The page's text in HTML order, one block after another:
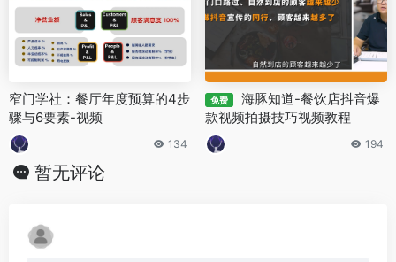
窄门学社：餐厅年度预算的4步
骤与6要素-视频
134
免费
海豚知道-餐饮店抖音爆
款视频拍摄技巧视频教程
194
暂无评论